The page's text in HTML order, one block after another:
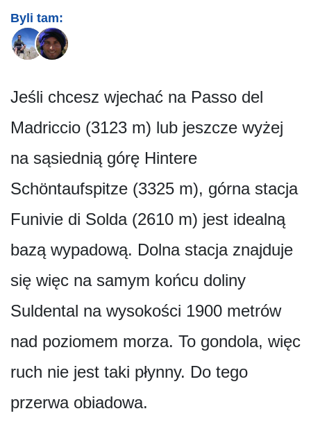
Byli tam:
Jeśli chcesz wjechać na Passo del
Madriccio (3123 m) lub jeszcze wyżej
na sąsiednią górę Hintere
Schöntaufspitze (3325 m), górna stacja
Funivie di Solda (2610 m) jest idealną
bazą wypadową. Dolna stacja znajduje
się więc na samym końcu doliny
Suldental na wysokości 1900 metrów
nad poziomem morza. To gondola, więc
ruch nie jest taki płynny. Do tego
przerwa obiadowa.